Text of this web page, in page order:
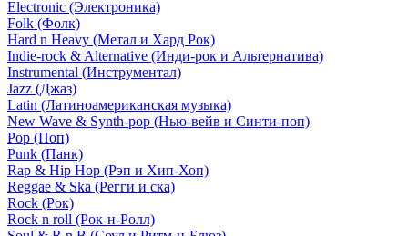
Electronic (Электроника)
Folk (Фолк)
Hard n Heavy (Метал и Хард Рок)
Indie-rock & Alternative (Инди-рок и Альтернатива)
Instrumental (Инструментал)
Jazz (Джаз)
Latin (Латиноамериканская музыка)
New Wave & Synth-pop (Нью-вейв и Синти-поп)
Pop (Поп)
Punk (Панк)
Rap & Hip Hop (Рэп и Хип-Хоп)
Reggae & Ska (Регги и ска)
Rock (Рок)
Rock n roll (Рок-н-Ролл)